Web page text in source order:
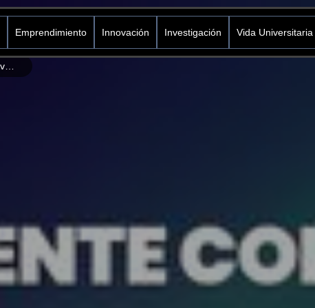
Emprendimiento Innovación Investigación Vida Universitaria